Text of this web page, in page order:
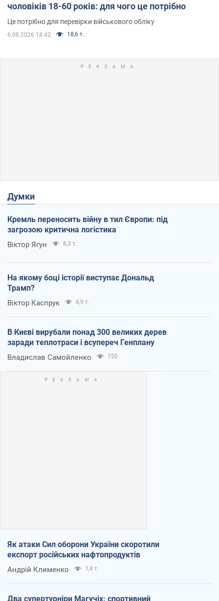
чоловіків 18-60 років: для чого це потрібно
Це потрібно для перевірки військового обліку
6.08.2026 18:42 18,6 т.
Думки
Кремль переносить війну в тил Європи: під
загрозою критична логістика
Віктор Ягун 8,3 т.
На якому боці історії виступає Дональд
Трамп?
Віктор Каспрук 6,9 т.
В Києві вирубали понад 300 великих дерев
заради теплотраси і всупереч Генплану
Владислав Самойленко 750
Як атаки Сил оборони України скоротили
експорт російських нафтопродуктів
Андрій Клименко 1,4 т.
Два супертурніри Магучіх: спортивний